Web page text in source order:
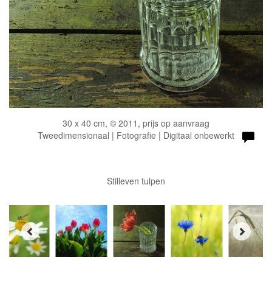
30 x 40 cm, © 2011, prijs op aanvraag
Tweedimensionaal | Fotografie | Digitaal onbewerkt
Stilleven tulpen